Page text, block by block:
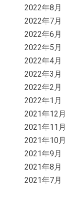
2022年8月
2022年7月
2022年6月
2022年5月
2022年4月
2022年3月
2022年2月
2022年1月
2021年12月
2021年11月
2021年10月
2021年9月
2021年8月
2021年7月